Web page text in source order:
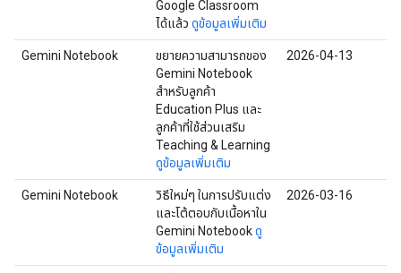
Google Classroom
ได้แล้ว ดูข้อมูลเพิ่มเติม
Gemini Notebook
ขยายความสามารถของ
Gemini Notebook
สำหรับลูกค้า
Education Plus และ
ลูกค้าที่ใช้ส่วนเสริม
Teaching & Learning
ดูข้อมูลเพิ่มเติม
2026-04-13
Gemini Notebook
วิธีใหม่ๆ ในการปรับแต่ง
และโต้ตอบกับเนื้อหาใน
Gemini Notebookดู
ข้อมูลเพิ่มเติม
2026-03-16